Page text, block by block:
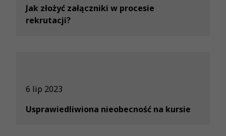
Jak złożyć załączniki w procesie
rekrutacji?
6 lip 2023
Usprawiedliwiona nieobecność na kursie